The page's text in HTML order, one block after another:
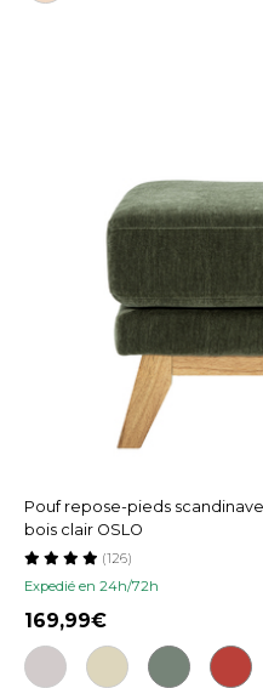
Pouf repose-pieds
bois clair OSLO
Expedié en 24h/72h
(126)
169,99